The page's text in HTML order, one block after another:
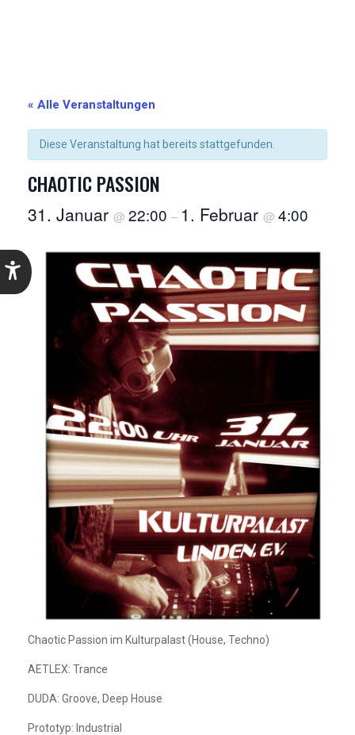
« Alle Veranstaltungen
Diese Veranstaltung hat bereits stattgefunden.
CHAOTIC PASSION
31. Januar @ 22:00 – 1. Februar @ 4:00
Chaotic Passion im Kulturpalast (House, Techno)
AETLEX: Trance
DUDA: Groove, Deep House
Prototyp: Industrial